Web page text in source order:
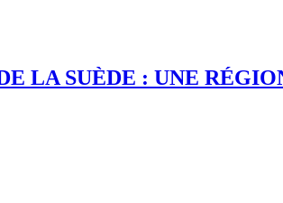
LA SUÈDE : UNE